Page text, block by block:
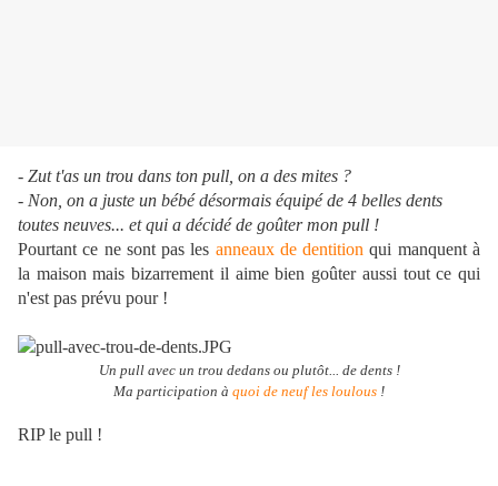
- Zut t'as un trou dans ton pull, on a des mites ?
- Non, on a juste un bébé désormais équipé de 4 belles dents
toutes neuves... et qui a décidé de goûter mon pull !
Pourtant ce ne sont pas les anneaux de dentition qui manquent à
la maison mais bizarrement il aime bien goûter aussi tout ce qui
n'est pas prévu pour !
Un pull avec un trou dedans ou plutôt... de dents !
Ma participation à quoi de neuf les loulous !
RIP le pull !